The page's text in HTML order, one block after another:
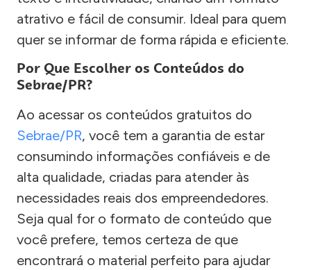
atrativo e fácil de consumir. Ideal para quem
quer se informar de forma rápida e eficiente.
Por Que Escolher os Conteúdos do
Sebrae/PR?
Ao acessar os conteúdos gratuitos do
Sebrae/PR, você tem a garantia de estar
consumindo informações confiáveis e de
alta qualidade, criadas para atender às
necessidades reais dos empreendedores.
Seja qual for o formato de conteúdo que
você prefere, temos certeza de que
encontrará o material perfeito para ajudar